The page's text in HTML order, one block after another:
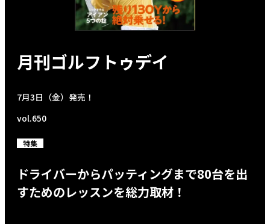
月刊ゴルフトゥデイ
7月3日（金）発売！
vol.650
特集
ドライバーからパッティングまで80台を出
すためのレッスンを総力取材！